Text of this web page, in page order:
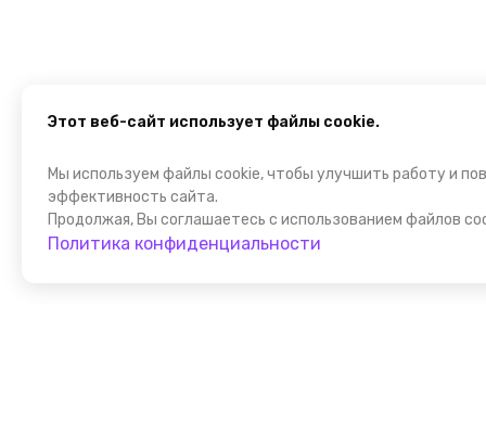
Этот веб-сайт использует файлы cookie.
Мы используем файлы cookie, чтобы улучшить работу и
эффективность сайта.
Продолжая, Вы соглашаетесь с использованием файлов
Политика конфиденциальности